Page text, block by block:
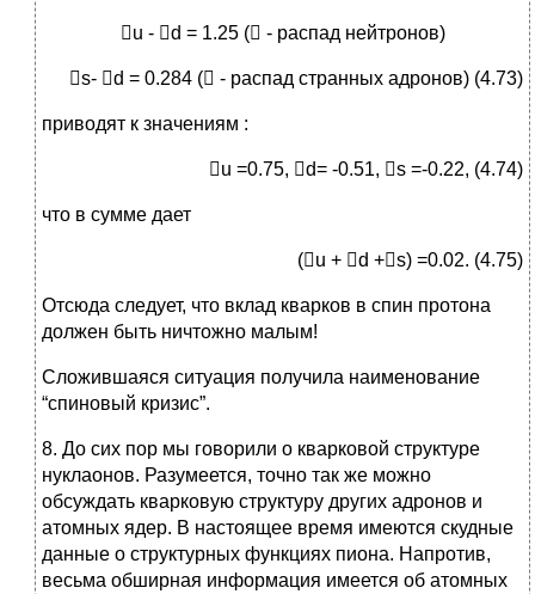
u - d = 1.25 ( - распад нейтронов)
s- d = 0.284 ( - распад странных адронов) (4.73)
приводят к значениям :
u =0.75, d= -0.51, s =-0.22, (4.74)
что в сумме дает
(u + d +s) =0.02. (4.75)
Отсюда следует, что вклад кварков в спин протона
должен быть ничтожно малым!
Сложившаяся ситуация получила наименование
“спиновый кризис”.
8. До сих пор мы говорили о кварковой структуре
нуклаонов. Разумеется, точно так же можно
обсуждать кварковую структуру других адронов и
атомных ядер. В настоящее время имеются скудные
данные о структурных функциях пиона. Напротив,
весьма обширная информация имеется об атомных